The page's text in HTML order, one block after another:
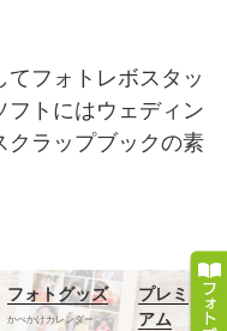
フォトレボスタッ
フトにはウェディン
クラップブックの素
フォトグッズ
かべかけカレンダー
プレミ
アム